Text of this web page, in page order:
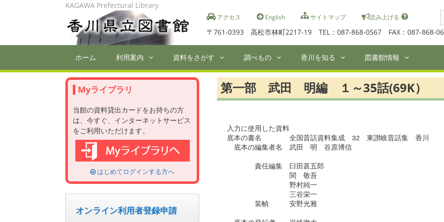
アクセス English サイトマップ 読み上げる
〒761-0393 高松市林町2217-19 TEL：087-868-0567 FAX：087-868-
KAGAWA Prefectural Library
ホーム 利用案内 資料をさがす 調べもの 香川を知る 図書館情報
第一部 武田 明編 １～35話(69K）
入力に使用した資料
底本の書名　　　　全国昔話資料集成　32　東讃岐昔話集　香川
底本の編集者名　武田　明　谷原博信
責任編集　臼田甚五郎
関　敬吾
野村純一
三谷栄一
装幀　　　安野光雅
Myライブラリ
当館の資料貸出カードをお持ちの方
は、今すぐ、インターネットサービス
をご利用いただけます。
はじめてログインする方へ
オンライン利用者登録申請